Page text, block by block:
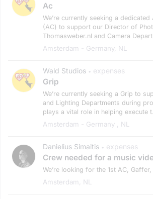
Ac
We’re currently seeking a dedicated
(AC) to support our Director of
Thomasweber.nl and Camera
Amsterdam - Germany, NL
Wald Studios • expenses
Grip
We’re currently seeking a Grip to
and Lighting Departments during
plays a vital role in helping execute
Amsterdam - Germany , NL
Danielius Simaitis • expenses
Crew needed for a music
We’re looking for the 1st AC, Gaffer,
Amsterdam, NL